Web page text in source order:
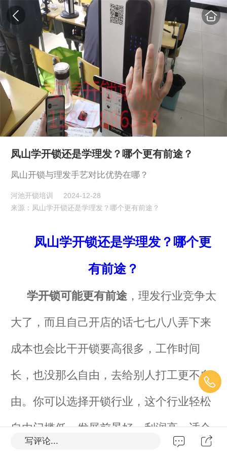
凤山学开锁还是学理发？哪个更有前途？
凤山开锁与理发手艺对比优势在哪？
河池开锁培训
2024-12-28
来源：凤山学开锁还是学理发？哪个更有前途？
凤山学开锁还是学理发？哪个更
有前途？
学开锁可能更有前途 ，理发行业竞争太
大了，而且自己开店的话七七八八弄下来
成本也会比干开锁要高很多，工作时间
长，也没那么自由，去给别人打工更不自
由。你可以选择开锁行业，这个行业轻松
自由门槛低、发展前景好、利润高，适合
写评论...